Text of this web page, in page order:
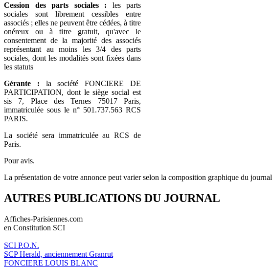
Cession des parts sociales : les parts
sociales sont librement cessibles entre
associés ; elles ne peuvent être cédées, à titre
onéreux ou à titre gratuit, qu'avec le
consentement de la majorité des associés
représentant au moins les 3/4 des parts
sociales, dont les modalités sont fixées dans
les statuts
Gérante : la société FONCIERE DE
PARTICIPATION, dont le siège social est
sis 7, Place des Ternes 75017 Paris,
immatriculée sous le n° 501.737.563 RCS
PARIS.
La société sera immatriculée au RCS de
Paris.
Pour avis.
La présentation de votre annonce peut varier selon la composition graphique du journal
AUTRES PUBLICATIONS DU JOURNAL
Affiches-Parisiennes.com
en Constitution SCI
SCI P.O.N.
SCP Herald, anciennement Granrut
FONCIERE LOUIS BLANC